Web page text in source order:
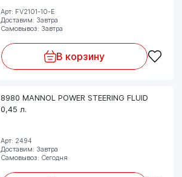
Арт: FV2101-10-E
Доставим: Завтра
Самовывоз: Завтра
В корзину
8980 MANNOL POWER STEERING FLUID
0,45 л.
Арт: 2494
Доставим: Завтра
Самовывоз: Сегодня